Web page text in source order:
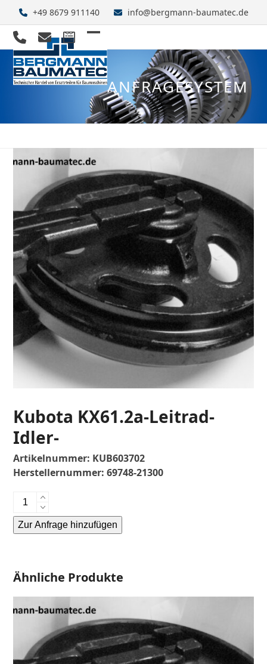
content
+49 8679 911140 info@bergmann-baumatec.de
Open
mobile
menu
Close
mobile
menuANFRAGESYSTEM
Kubota KX61.2a-Leitrad-
Idler-
Artikelnummer: KUB603702
Herstellernummer:69748-21300
Kubota
KX61.2a-
Leitrad-
Zur Anfrage hinzufügen
Ähnliche Produkte